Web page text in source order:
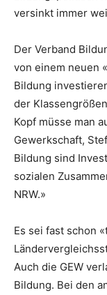
versinkt immer
Der Verband
von einem neuen
Bildung
der
Kopf müsse man
Gewerkschaft,
Bildung sind
sozialen
NRW.»
Es sei fast schon
Auch die GEW
Bildung. Bei den